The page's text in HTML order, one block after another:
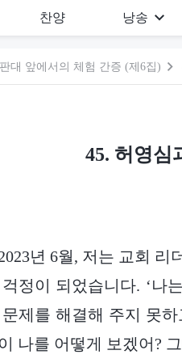
찬양 낭송
대 앞에서의 체험 간증 (제6집)
45. 허영심
년 6월, 저는 교회 리
정이 되었습니다. ‘나
제를 해결해 주지 못
나를 어떻게 보겠어?